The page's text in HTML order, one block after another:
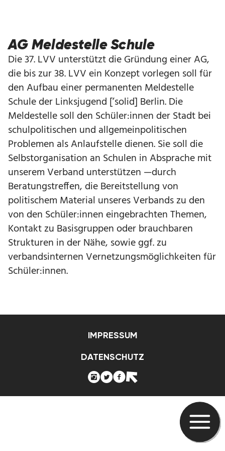
AG Meldestelle Schule
Die 37. LVV unterstützt die Gründung einer AG,
die bis zur 38. LVV ein Konzept vorlegen soll für
den Aufbau einer permanenten Meldestelle
Schule der Linksjugend [’solid] Berlin. Die
Meldestelle soll den Schüler:innen der Stadt bei
schulpolitischen und allgemeinpolitischen
Problemen als Anlaufstelle dienen. Sie soll die
Selbstorganisation an Schulen in Absprache mit
unserem Verband unterstützen —durch
Beratungstreffen, die Bereitstellung von
politischem Material unseres Verbands zu den
von den Schüler:innen eingebrachten Themen,
Kontakt zu Basisgruppen oder brauchbaren
Strukturen in der Nähe, sowie ggf. zu
verbandsinternen Vernetzungsmöglichkeiten für
Schüler:innen.
IMPRESSUM
DATENSCHUTZ